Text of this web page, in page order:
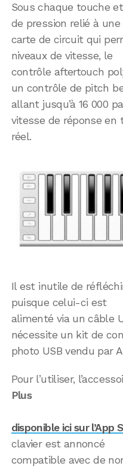
Sous chaque touche
de pression relié à une
carte de circuit qui
niveaux de vitesse, le
contrôle aftertouch
un contrôle de pitch
allant jusqu’à 16 000
vitesse de réponse en
réel.
Il est inutile de
puisque celui-ci est
alimenté via un câble
nécessite un kit de
photo USB vendu par
Pour l’utiliser,
Plus
disponible ici sur
clavier est annoncé
compatible avec de